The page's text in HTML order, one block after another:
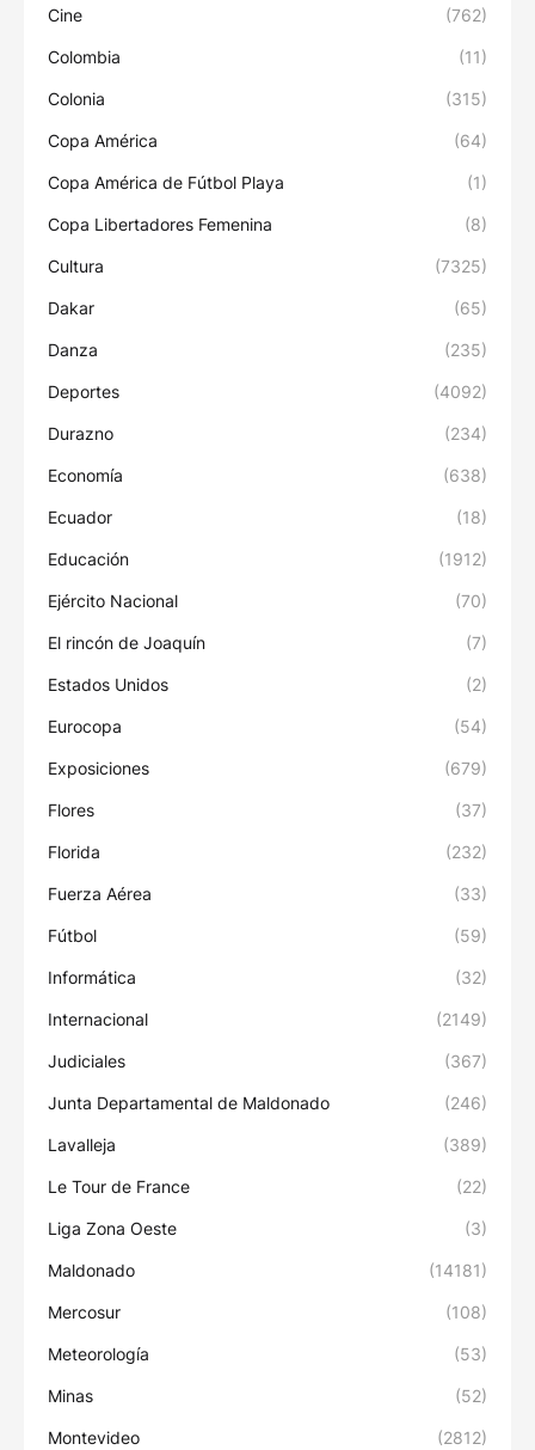
Cine (762)
Colombia (11)
Colonia (315)
Copa América (64)
Copa América de Fútbol Playa (1)
Copa Libertadores Femenina (8)
Cultura (7325)
Dakar (65)
Danza (235)
Deportes (4092)
Durazno (234)
Economía (638)
Ecuador (18)
Educación (1912)
Ejército Nacional (70)
El rincón de Joaquín (7)
Estados Unidos (2)
Eurocopa (54)
Exposiciones (679)
Flores (37)
Florida (232)
Fuerza Aérea (33)
Fútbol (59)
Informática (32)
Internacional (2149)
Judiciales (367)
Junta Departamental de Maldonado (246)
Lavalleja (389)
Le Tour de France (22)
Liga Zona Oeste (3)
Maldonado (14181)
Mercosur (108)
Meteorología (53)
Minas (52)
Montevideo (2812)